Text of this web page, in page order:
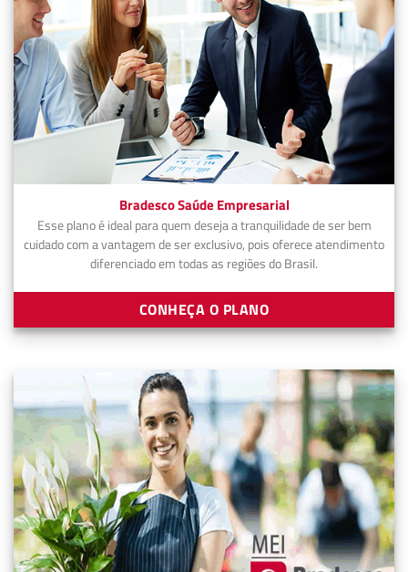
Bradesco Saúde Empresarial
Esse plano é ideal para quem deseja a tranquilidade de ser bem
cuidado com a vantagem de ser exclusivo, pois oferece atendimento
diferenciado em todas as regiões do Brasil.
CONHEÇA O PLANO